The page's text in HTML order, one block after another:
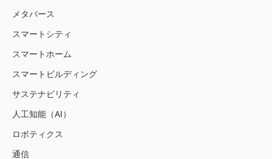
メタバース
スマートシティ
スマートホーム
スマートビルディング
サステナビリティ
人工知能（AI）
ロボティクス
通信